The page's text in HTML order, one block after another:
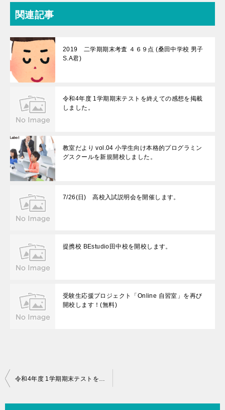
関連記事
2019 二学期期末考査 ４６９点 (桑田中学校 男子
S.A君)
令和4年度 1学期期末テストを終えての感想を掲載
しました。
教室だより vol.04 小学生向け本格的プログラミン
グスクールを新規開校しました。
7/26(日) 高校入試説明会を開催します。
提携校 BEstudio田中校を開校します。
受験生応援プロジェクト「Online 自習室」を再び
開校します！(無料)
投